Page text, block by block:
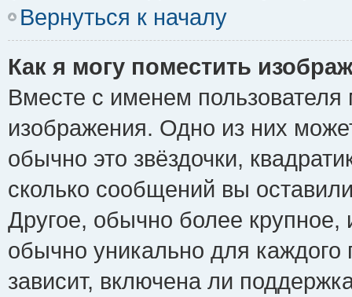
Вернуться к началу
Как я могу поместить
Вместе с именем пользователя
изображения. Одно из них
обычно это звёздочки,
сколько сообщений вы
Другое, обычно более крупное,
обычно уникально для каждого
зависит, включена ли